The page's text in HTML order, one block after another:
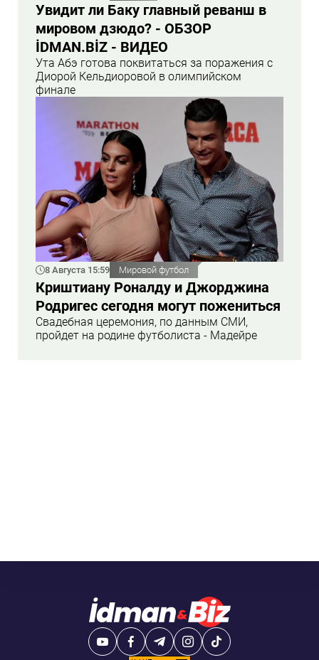
Увидит ли Баку главный реванш в
мировом дзюдо? - ОБЗОР
İDMAN.BİZ - ВИДЕО
Ута Абэ готова поквитаться за поражения с
Диорой Кельдиоровой в олимпийском
финале
8 Августа 15:59 Мировой футбол
Криштиану Роналду и Джорджина
Родригес сегодня могут пожениться
Свадебная церемония, по данным СМИ,
пройдет на родине футболиста - Мадейре